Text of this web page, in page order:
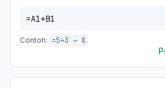
=A1+B1
Contoh: =5+3 → 8